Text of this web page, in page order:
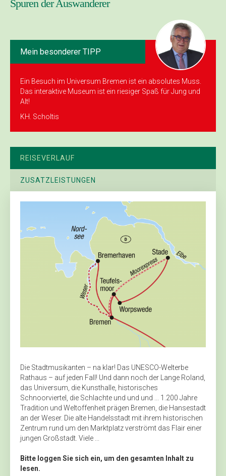
Spuren der Auswanderer
Mein besonderer TIPP
Ein Besuch im Universum Bremen ist ein absolutes Muss.
Das interaktive Museum ist ein riesiger Spaß für Jung und
Alt!
KH. Scholtis
REISEVERLAUF
ZUSATZLEISTUNGEN
Die Stadtmusikanten – na klar! Das UNESCO-Welterbe
Rathaus – auf jeden Fall! Und dann noch der Lange Roland,
das Universum, die Kunsthalle, historisches
Schnoorviertel, die Schlachte und und und ... 1.200 Jahre
Tradition und Weltoffenheit prägen Bremen, die Hansestadt
an der Weser. Die alte Handelsstadt mit ihrem historischen
Zentrum rund um den Marktplatz verströmt das Flair einer
jungen Großstadt. Viele ...
Bitte loggen Sie sich ein, um den gesamten Inhalt zu
lesen.